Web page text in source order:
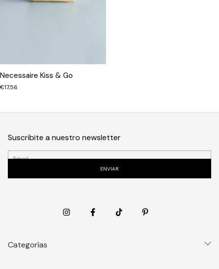
Necessaire Kiss & Go
€17,56
Suscribite a nuestro newsletter
Categorías